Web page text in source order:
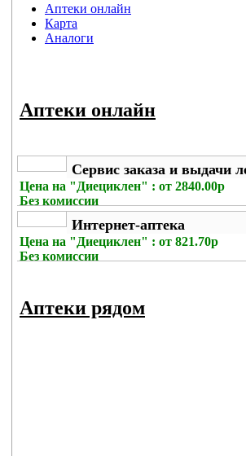
Аптеки онлайн
Карта
Аналоги
Аптеки онлайн
Сервис заказа и выдачи
Цена на "Диециклен" : от 2840.00р
Без комиссии
Интернет-аптека
Цена на "Диециклен" : от 821.70р
Без комиссии
Аптеки рядом